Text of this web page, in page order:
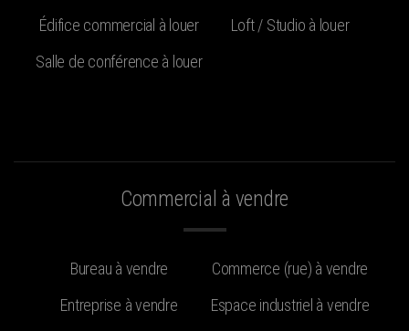
Édifice commercial à louer
Loft / Studio à louer
Salle de conférence à louer
Commercial à vendre
Bureau à vendre
Commerce (rue) à vendre
Entreprise à vendre
Espace industriel à vendre